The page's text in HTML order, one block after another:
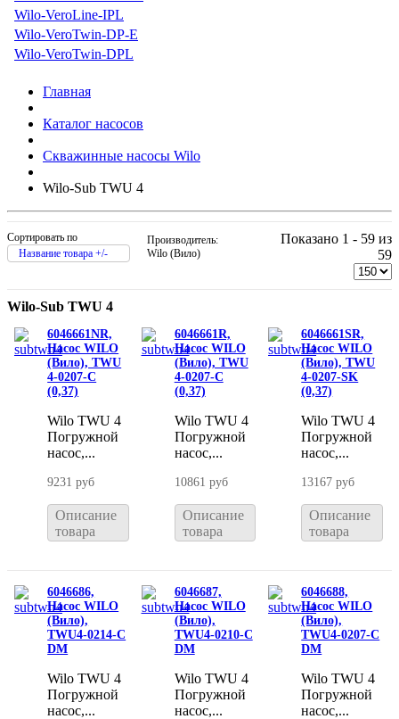
Wilo-VeroLine-IPL
Wilo-VeroTwin-DP-E
Wilo-VeroTwin-DPL
Главная
Каталог насосов
Скважинные насосы Wilo
Wilo-Sub TWU 4
Сортировать по
Название товара +/-
Производитель:
Wilo (Вило)
Показано 1 - 59 из
59
Wilo-Sub TWU 4
6046661NR,
Насос WILO
(Вило), TWU
4-0207-C
(0,37)
Wilo TWU 4
Погружной
насос,...
9231 руб
Описание
товара
6046661R,
Насос WILO
(Вило), TWU
4-0207-C
(0,37)
Wilo TWU 4
Погружной
насос,...
10861 руб
Описание
товара
6046661SR,
Насос WILO
(Вило), TWU
4-0207-SK
(0,37)
Wilo TWU 4
Погружной
насос,...
13167 руб
Описание
товара
6046686,
Насос WILO
(Вило),
TWU4-0214-C
DM
Wilo TWU 4
Погружной
насос,...
6046687,
Насос WILO
(Вило),
TWU4-0210-C
DM
Wilo TWU 4
Погружной
насос,...
6046688,
Насос WILO
(Вило),
TWU4-0207-C
DM
Wilo TWU 4
Погружной
насос,...